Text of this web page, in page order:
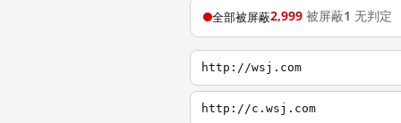
全部被屏蔽2,999 被屏蔽1 无判定
http://wsj.com
http://c.wsj.com